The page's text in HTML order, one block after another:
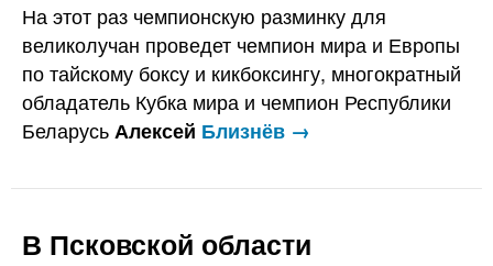
На этот раз чемпионскую разминку для
великолучан проведет чемпион мира и Европы
по тайскому боксу и кикбоксингу, многократный
обладатель Кубка мира и чемпион Республики
БеларусьАлексей Близнёв →
В Псковской области